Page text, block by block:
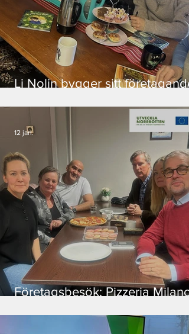
Li Nolin bygger sitt företagande
Vettasjärvi
Företagsbesök: Pizzeria Milano
12 jan.